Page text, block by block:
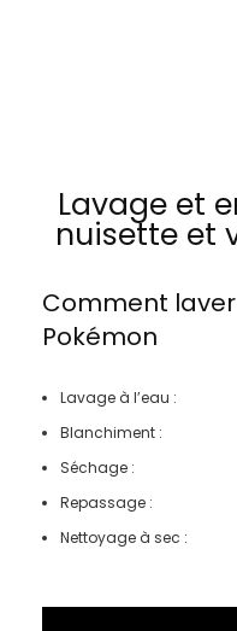
Lavage et
nuisette et
Comment
Pokémon
Lavage à l’eau :
Blanchiment :
Séchage :
Repassage :
Nettoyage à sec :